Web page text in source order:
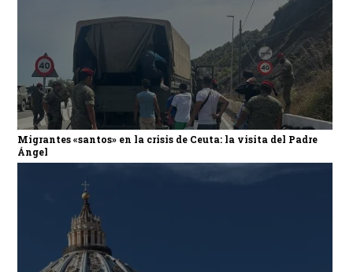
Migrantes «santos» en la crisis de Ceuta: la visita del Padre
Ángel